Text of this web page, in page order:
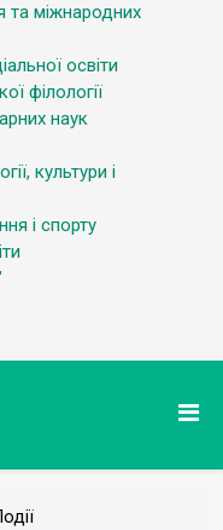
та міжнародних
освіти
філології
наук
культури і
і спорту